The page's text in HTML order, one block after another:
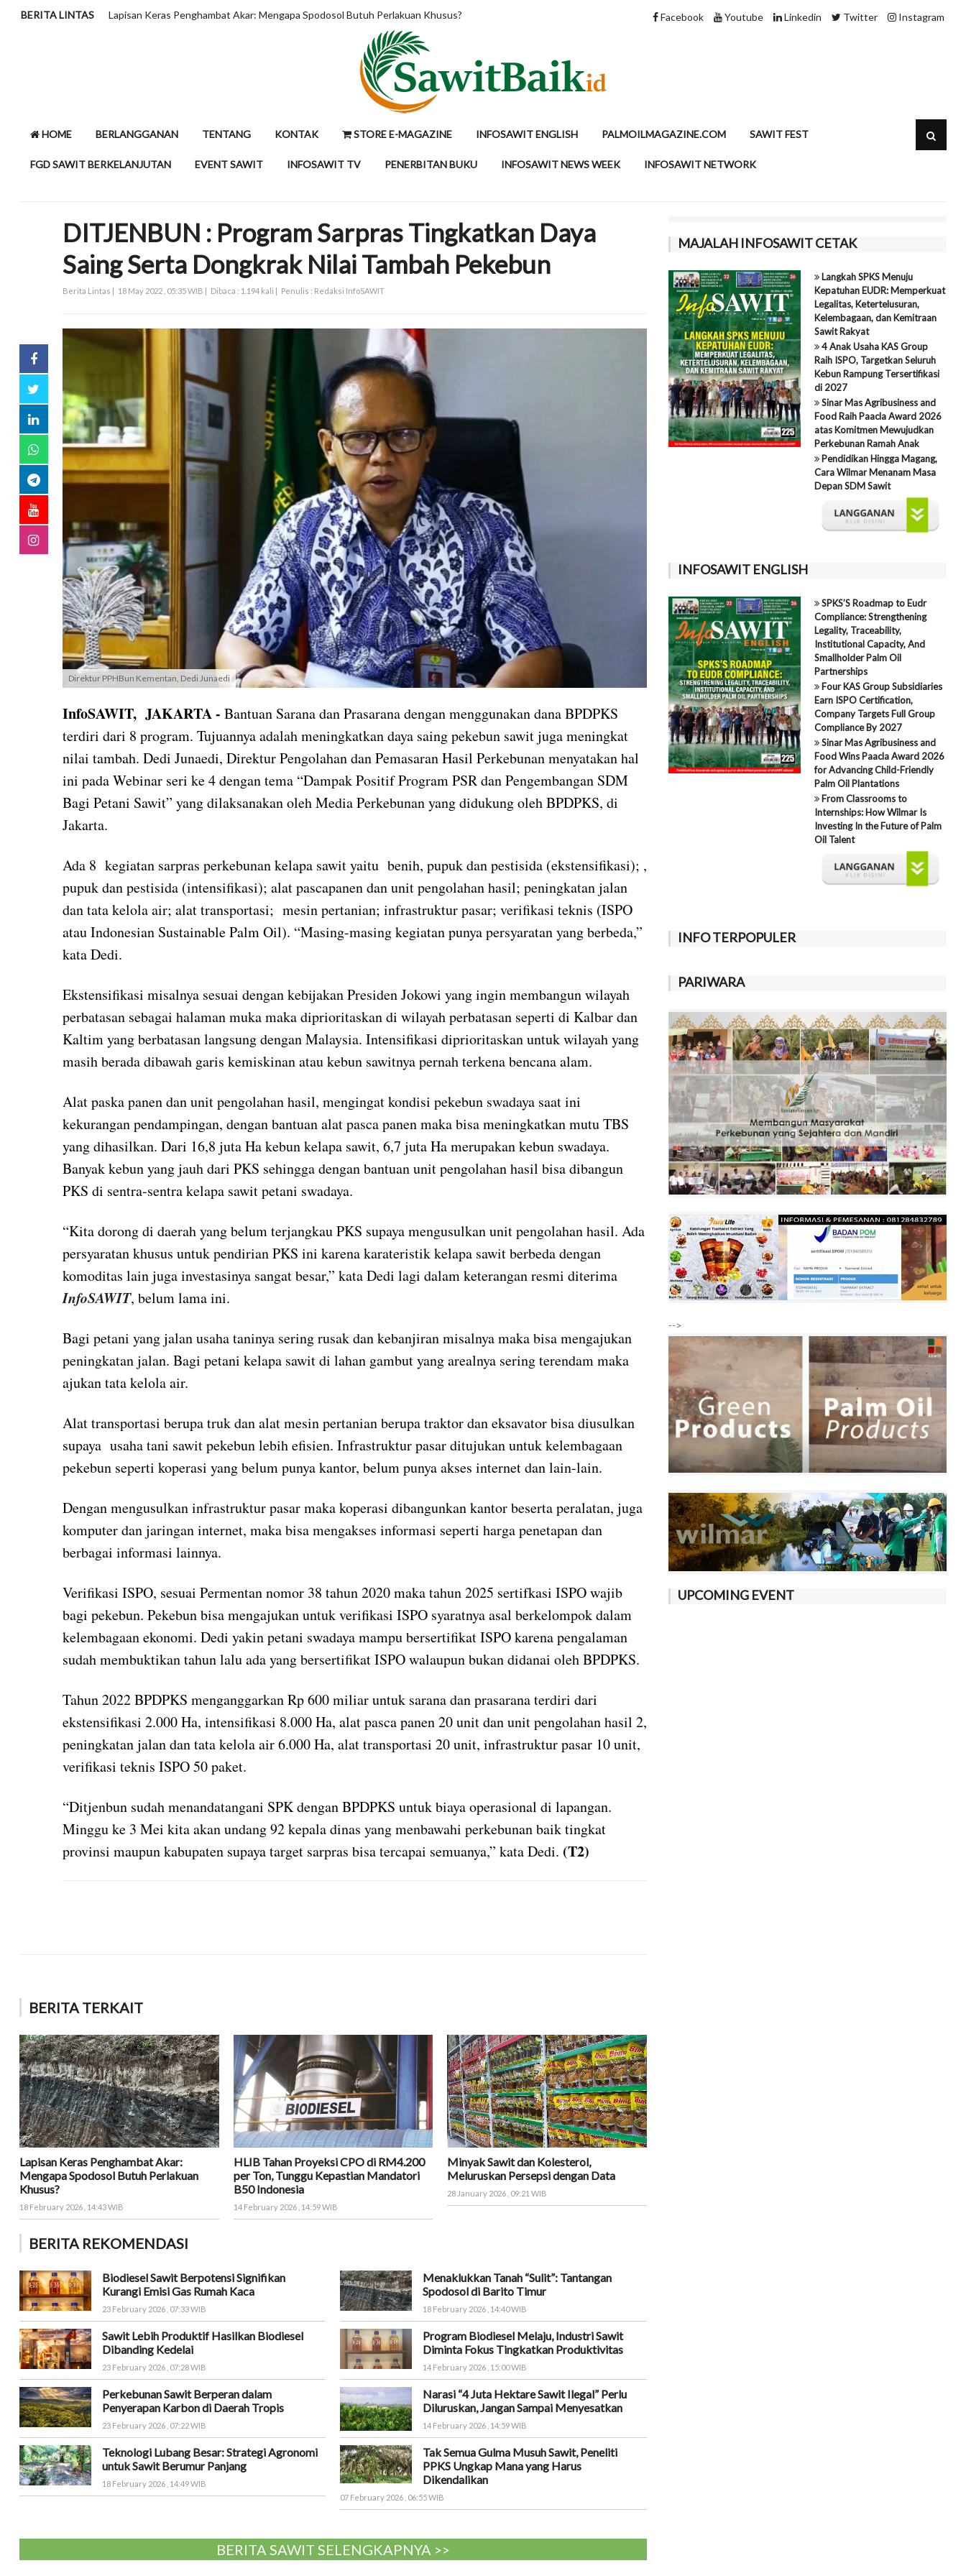
BERITA LINTAS HLIB Tahan Proyeksi CPO di RM4.200 per Ton, Tunggu Kepastian Mandatori B50 Indonesia Minyak Sawit dan Kolesterol, Meluruskan Persepsi dengan
Instagram
Twitter
Linkedin
Youtube
Facebook
HOME BERLANGGANAN TENTANG KONTAK STORE E-MAGAZINE INFOSAWIT ENGLISH PALMOILMAGAZINE.COM SAWIT FEST
FGD SAWIT BERKELANJUTAN EVENT SAWIT INFOSAWIT TV PENERBITAN BUKU INFOSAWIT NEWS WEEK INFOSAWIT NETWORK
DITJENBUN : Program Sarpras Tingkatkan Daya
Saing Serta Dongkrak Nilai Tambah Pekebun
Berita Lintas | 18 May 2022 , 05:35 WIB | Dibaca : 1.194 kali | Penulis : Redaksi InfoSAWIT
Direktur PPHBun Kementan, Dedi Junaedi
InfoSAWIT, JAKARTA - Bantuan Sarana dan Prasarana dengan menggunakan dana BPDPKS
terdiri dari 8 program. Tujuannya adalah meningkatkan daya saing pekebun sawit juga meningkat
nilai tambah. Dedi Junaedi, Direktur Pengolahan dan Pemasaran Hasil Perkebunan menyatakan hal
ini pada Webinar seri ke 4 dengan tema “Dampak Positif Program PSR dan Pengembangan SDM
Bagi Petani Sawit” yang dilaksanakan oleh Media Perkebunan yang didukung oleh BPDPKS, di
Jakarta.
Ada 8 kegiatan sarpras perkebunan kelapa sawit yaitu benih, pupuk dan pestisida (ekstensifikasi); ,
pupuk dan pestisida (intensifikasi); alat pascapanen dan unit pengolahan hasil; peningkatan jalan
dan tata kelola air; alat transportasi; mesin pertanian; infrastruktur pasar; verifikasi teknis (ISPO
atau Indonesian Sustainable Palm Oil). “Masing-masing kegiatan punya persyaratan yang berbeda,”
kata Dedi.
Ekstensifikasi misalnya sesuai dengan kebijakan Presiden Jokowi yang ingin membangun wilayah
perbatasan sebagai halaman muka maka diprioritaskan di wilayah perbatasan seperti di Kalbar dan
Kaltim yang berbatasan langsung dengan Malaysia. Intensifikasi diprioritaskan untuk wilayah yang
masih berada dibawah garis kemiskinan atau kebun sawitnya pernah terkena bencana alam.
Alat paska panen dan unit pengolahan hasil, mengingat kondisi pekebun swadaya saat ini
kekurangan pendampingan, dengan bantuan alat pasca panen maka bisa meningkatkan mutu TBS
yang dihasilkan. Dari 16,8 juta Ha kebun kelapa sawit, 6,7 juta Ha merupakan kebun swadaya.
Banyak kebun yang jauh dari PKS sehingga dengan bantuan unit pengolahan hasil bisa dibangun
PKS di sentra-sentra kelapa sawit petani swadaya.
“Kita dorong di daerah yang belum terjangkau PKS supaya mengusulkan unit pengolahan hasil. Ada
persyaratan khusus untuk pendirian PKS ini karena karateristik kelapa sawit berbeda dengan
komoditas lain juga investasinya sangat besar,” kata Dedi lagi dalam keterangan resmi diterima
InfoSAWIT, belum lama ini.
Bagi petani yang jalan usaha taninya sering rusak dan kebanjiran misalnya maka bisa mengajukan
peningkatan jalan. Bagi petani kelapa sawit di lahan gambut yang arealnya sering terendam maka
ajukan tata kelola air.
Alat transportasi berupa truk dan alat mesin pertanian berupa traktor dan eksavator bisa diusulkan
supaya usaha tani sawit pekebun lebih efisien. Infrastruktur pasar ditujukan untuk kelembagaan
pekebun seperti koperasi yang belum punya kantor, belum punya akses internet dan lain-lain.
Dengan mengusulkan infrastruktur pasar maka koperasi dibangunkan kantor beserta peralatan, juga
komputer dan jaringan internet, maka bisa mengakses informasi seperti harga penetapan dan
berbagai informasi lainnya.
Verifikasi ISPO, sesuai Permentan nomor 38 tahun 2020 maka tahun 2025 sertifkasi ISPO wajib
bagi pekebun. Pekebun bisa mengajukan untuk verifikasi ISPO syaratnya asal berkelompok dalam
kelembagaan ekonomi. Dedi yakin petani swadaya mampu bersertifikat ISPO karena pengalaman
sudah membuktikan tahun lalu ada yang bersertifikat ISPO walaupun bukan didanai oleh BPDPKS.
Tahun 2022 BPDPKS menganggarkan Rp 600 miliar untuk sarana dan prasarana terdiri dari
ekstensifikasi 2.000 Ha, intensifikasi 8.000 Ha, alat pasca panen 20 unit dan unit pengolahan hasil 2,
peningkatan jalan dan tata kelola air 6.000 Ha, alat transportasi 20 unit, infrastruktur pasar 10 unit,
verifikasi teknis ISPO 50 paket.
“Ditjenbun sudah menandatangani SPK dengan BPDPKS untuk biaya operasional di lapangan.
Minggu ke 3 Mei kita akan undang 92 kepala dinas yang menbawahi perkebunan baik tingkat
provinsi maupun kabupaten supaya target sarpras bisa tercapai semuanya,” kata Dedi. (T2)
BERITA TERKAIT
Lapisan Keras Penghambat Akar:
Mengapa Spodosol Butuh Perlakuan
Khusus?
18 February 2026 , 14:43 WIB
HLIB Tahan Proyeksi CPO di RM4.200
per Ton, Tunggu Kepastian Mandatori
B50 Indonesia
14 February 2026 , 14:59 WIB
Minyak Sawit dan Kolesterol,
Meluruskan Persepsi dengan Data
28 January 2026 , 09:21 WIB
BERITA REKOMENDASI
Biodiesel Sawit Berpotensi Signifikan
Kurangi Emisi Gas Rumah Kaca
23 February 2026 , 07:33 WIB
Sawit Lebih Produktif Hasilkan Biodiesel
Dibanding Kedelai
23 February 2026 , 07:28 WIB
Perkebunan Sawit Berperan dalam
Penyerapan Karbon di Daerah Tropis
23 February 2026 , 07:22 WIB
Teknologi Lubang Besar: Strategi Agronomi
untuk Sawit Berumur Panjang
18 February 2026 , 14:49 WIB
Menaklukkan Tanah “Sulit”: Tantangan
Spodosol di Barito Timur
18 February 2026 , 14:40 WIB
Program Biodiesel Melaju, Industri Sawit
Diminta Fokus Tingkatkan Produktivitas
14 February 2026 , 15:00 WIB
Narasi “4 Juta Hektare Sawit Ilegal” Perlu
Diluruskan, Jangan Sampai Menyesatkan
14 February 2026 , 14:59 WIB
Tak Semua Gulma Musuh Sawit, Peneliti
PPKS Ungkap Mana yang Harus
Dikendalikan
07 February 2026 , 06:55 WIB
BERITA SAWIT SELENGKAPNYA >>
MAJALAH INFOSAWIT CETAK
Langkah SPKS Menuju
Kepatuhan EUDR: Memperkuat
Legalitas, Ketertelusuran,
Kelembagaan, dan Kemitraan
Sawit Rakyat
4 Anak Usaha KAS Group
Raih ISPO, Targetkan Seluruh
Kebun Rampung Tersertifikasi
di 2027
Sinar Mas Agribusiness and
Food Raih Paacla Award 2026
atas Komitmen Mewujudkan
Perkebunan Ramah Anak
Pendidikan Hingga Magang,
Cara Wilmar Menanam Masa
Depan SDM Sawit
INFOSAWIT ENGLISH
SPKS’S Roadmap to Eudr
Compliance: Strengthening
Legality, Traceability,
Institutional Capacity, And
Smallholder Palm Oil
Partnerships
Four KAS Group Subsidiaries
Earn ISPO Certification,
Company Targets Full Group
Compliance By 2027
Sinar Mas Agribusiness and
Food Wins Paacla Award 2026
for Advancing Child-Friendly
Palm Oil Plantations
From Classrooms to
Internships: How Wilmar Is
Investing In the Future of Palm
Oil Talent
INFO TERPOPULER
PARIWARA
-->
UPCOMING EVENT